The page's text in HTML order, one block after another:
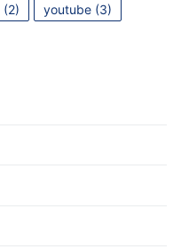
(2) youtube (3)